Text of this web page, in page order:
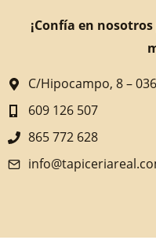
¡Confía en
C/Hipocampo, 8 –
609 126 507
865 772 628